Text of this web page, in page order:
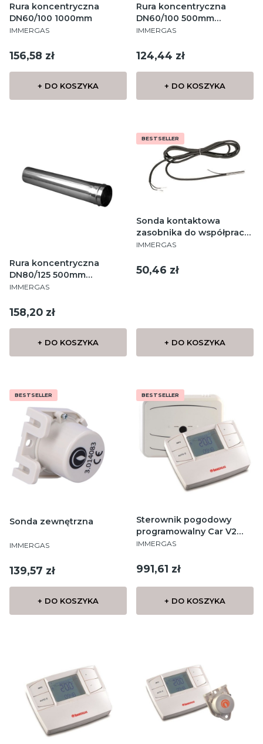
Rura koncentryczna
DN60/100 1000mm
PRODUCENT
IMMERGAS
Cena
156,58 zł
+ DO KOSZYKA
Rura koncentryczna
DN60/100 500mm
powietrzno-spalinowa
PRODUCENT
IMMERGAS
Cena
124,44 zł
+ DO KOSZYKA
Rura koncentryczna
DN80/125 500mm
powietrzno-spalinowa
PRODUCENT
IMMERGAS
Cena
158,20 zł
+ DO KOSZYKA
BESTSELLER
Sonda kontaktowa
zasobnika do współpracy
kotłów MINI X 3 E z
zasobnikiem c.w.u.
PRODUCENT
IMMERGAS
Cena
50,46 zł
+ DO KOSZYKA
BESTSELLER
Sonda zewnętrzna
PRODUCENT
IMMERGAS
Cena
139,57 zł
+ DO KOSZYKA
BESTSELLER
Sterownik pogodowy
programowalny Car V2
bezprzewodowy
PRODUCENT
IMMERGAS
Cena
991,61 zł
+ DO KOSZYKA